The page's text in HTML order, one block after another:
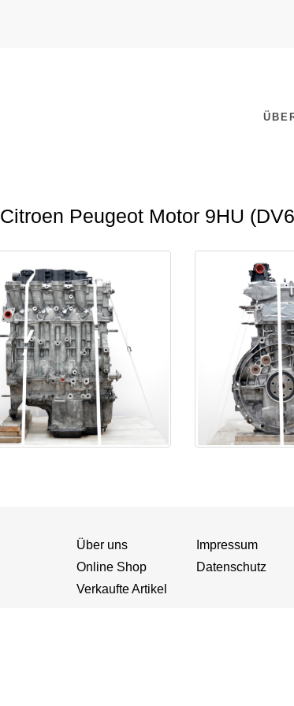
Citroen Peugeot Motor 9HU
Über uns
Impressum
Online Shop
Datenschutz
Verkaufte Artikel